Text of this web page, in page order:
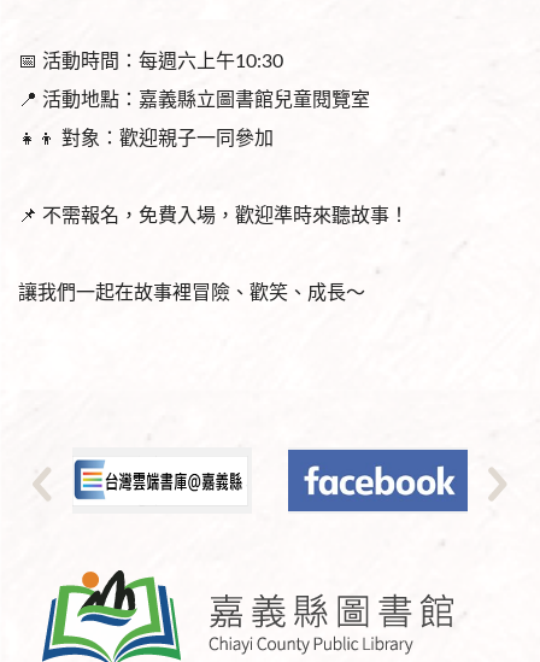
📅 活動時間：每週六上午10:30
📍 活動地點：嘉義縣立圖書館兒童閱覽室
👧👦 對象：歡迎親子一同參加
📌 不需報名，免費入場，歡迎準時來聽故事！
讓我們一起在故事裡冒險、歡笑、成長～